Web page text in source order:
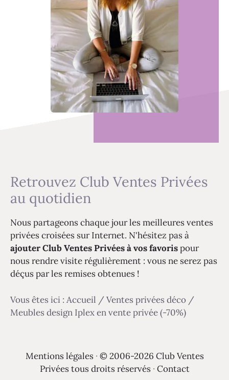
Retrouvez Club Ventes Privées
au quotidien
Nous partageons chaque jour les meilleures ventes
privées croisées sur Internet. N'hésitez pas à
ajouter Club Ventes Privées à vos favorispour
nous rendre visite régulièrement : vous ne serez pas
déçus par les remises obtenues !
Vous êtes ici : Accueil / Ventes privées déco /
Meubles design Iplex en vente privée (-70%)
Mentions légales · © 2006-2026 Club Ventes
Privées tous droits réservés · Contact